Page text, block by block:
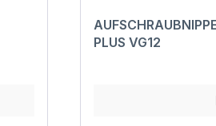
PLUS VG12